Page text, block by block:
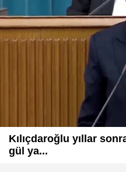
Kılıçdaroğlu yıllar
gül ya...